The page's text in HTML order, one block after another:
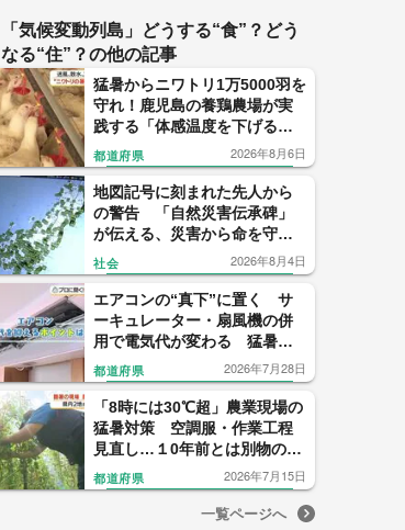
「気候変動列島」どうする“食”？どう
なる“住”？の他の記事
猛暑からニワトリ1万5000羽を
守れ！鹿児島の養鶏農場が実
践する「体感温度を下げる」
驚きの暑さ対策
都道府県 2026年8月6日
地図記号に刻まれた先人から
の警告 「自然災害伝承碑」
が伝える、災害から命を守る
メッセージ〈宮城発〉
社会 2026年8月4日
エアコンの“真下”に置く サ
ーキュレーター・扇風機の併
用で電気代が変わる 猛暑で
実践したい節約術をプロが伝
授
都道府県 2026年7月28日
「8時には30℃超」農業現場の
猛暑対策 空調服・作業工程
見直し…１0年前とは別物の夏
【鹿児島発】
都道府県 2026年7月15日
一覧ページへ